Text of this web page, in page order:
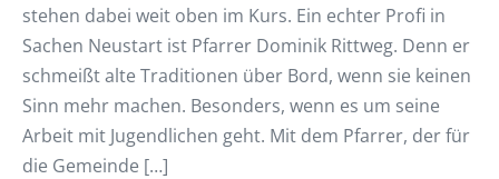
stehen dabei weit oben im Kurs. Ein echter Profi in
Sachen Neustart ist Pfarrer Dominik Rittweg. Denn er
schmeißt alte Traditionen über Bord, wenn sie keinen
Sinn mehr machen. Besonders, wenn es um seine
Arbeit mit Jugendlichen geht. Mit dem Pfarrer, der für
die Gemeinde […]